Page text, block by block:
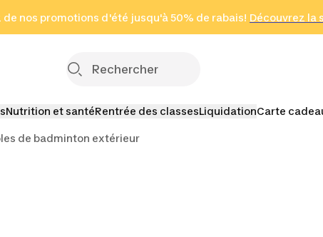
page
de nos promotions d'été jusqu'à 50% de rabais! Découvrez la
Cliquez ici
en seulement 2
(Zones sélectionnées)
Nutrition et santéRentrée des classesLiquidationCarte
de badminton extérieur